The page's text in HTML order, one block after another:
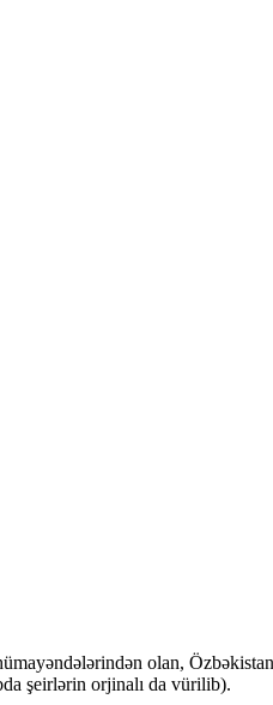
olan,
şeirlərin orjinalı da vürilib).